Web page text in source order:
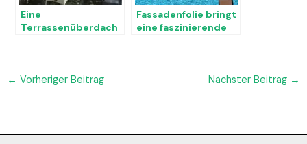
Eine
Terrassenüberdach
Sonneneinstrahlung
Fassadenfolie bringt
eine faszinierende
← Vorheriger Beitrag Nächster Beitrag →